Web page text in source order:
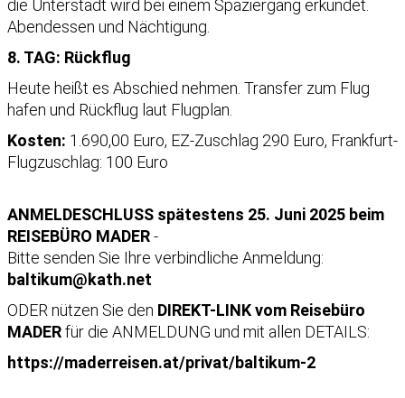
die Unterstadt wird bei einem Spaziergang erkundet.
Abendessen und Nächtigung.
8. TAG: Rückflug
Heute heißt es Abschied nehmen. Transfer zum Flug
hafen und Rückflug laut Flugplan.
Kosten: 1.690,00 Euro, EZ-Zuschlag 290 Euro, Frankfurt-
Flugzuschlag: 100 Euro
ANMELDESCHLUSS spätestens 25. Juni 2025 beim
REISEBÜRO MADER-
Bitte senden Sie Ihre verbindliche Anmeldung:
baltikum@kath.net
ODER nützen Sie den DIREKT-LINK vom Reisebüro
MADERfür die ANMELDUNG und mit allen DETAILS:
https://maderreisen.at/privat/baltikum-2